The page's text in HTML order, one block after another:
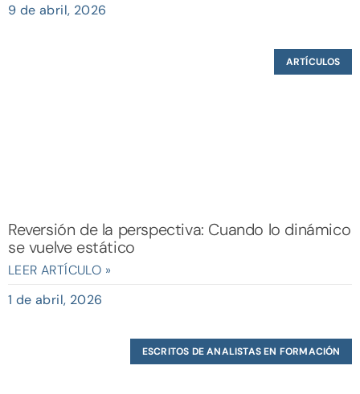
9 de abril, 2026
ARTÍCULOS
Reversión de la perspectiva: Cuando lo dinámico
se vuelve estático
LEER ARTÍCULO »
1 de abril, 2026
ESCRITOS DE ANALISTAS EN FORMACIÓN